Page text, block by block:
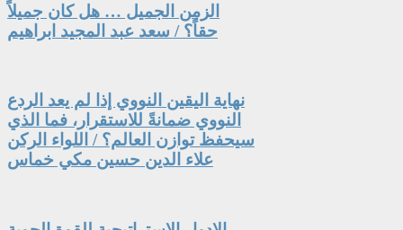
الزمن الجميل … هل كان جميلاً
حقاً؟ / سعد عبد المجيد ابراهيم
نهاية اليقين النووي إذا لم يعد الردع
النووي ضمانةً للاستقرار، فما الذي
سيحفظ توازن العالم؟ / اللواء الركن
علاء الدين حسين مكي خماس